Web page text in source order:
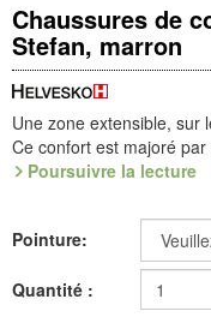
Chaussures de
Stefan, marron
Une zone extensible, sur
Ce confort est majoré
une semelleExplorer
et voûte amovible,
L'empiècement
sensibles, car il crée un
et soulage aussi l'hallux
Poursuivre la lecture
Pointure:
Quantité :